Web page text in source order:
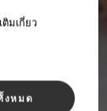
ติมเกี่ยว
งหมด